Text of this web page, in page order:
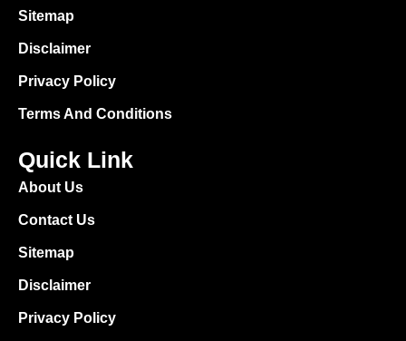
Sitemap
Disclaimer
Privacy Policy
Terms And Conditions
Quick Link
About Us
Contact Us
Sitemap
Disclaimer
Privacy Policy